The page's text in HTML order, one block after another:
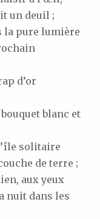
un deuil ;
la pure lumière
d’or
blanc et
solitaire
de terre ;
aux yeux
nuit dans les